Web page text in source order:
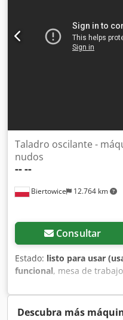
Biertowice 12.764 km
Taladro oscilante -
nudos
----
Consultar
Estado: listo para usar
funcional, mesa de
Nehaeck regulación de
de fundición alimentación
Descubra más